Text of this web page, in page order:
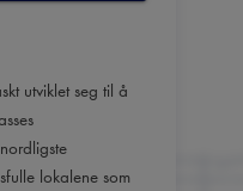
utviklet seg til å
lokalene som